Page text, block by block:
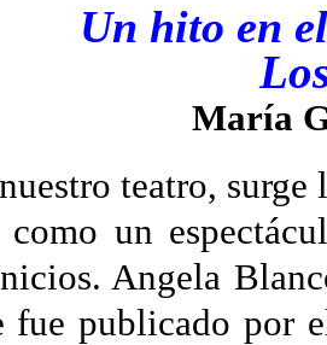
Un hito en
María
teatro, surge
un
Angela
fue publicado por